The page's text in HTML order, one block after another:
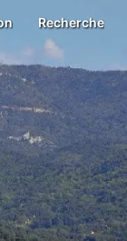
Recherche